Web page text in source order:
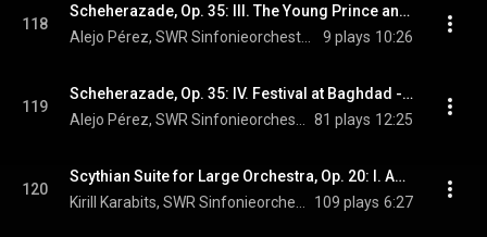
118
Scheherazade, Op. 35: III. The Young Prince and The Young Princess
9 plays 10:26
119
Scheherazade, Op. 35: IV. Festival at Baghdad - The Sea - Ship Breaks Upon a Cliff Surmounted by a Bronze Horseman
81 plays 12:25
120
Scythian Suite for Large Orchestra, Op. 20: I. Adoration of Veless and Ala
109 plays 6:27